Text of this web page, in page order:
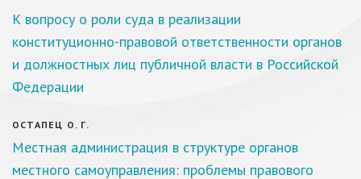
К вопросу о роли суда в реализации
конституционно-правовой ответственности органов
и должностных лиц публичной власти в Российской
Федерации
ОСТАПЕЦ О. Г.
Местная администрация в структуре органов
местного самоуправления: проблемы правового